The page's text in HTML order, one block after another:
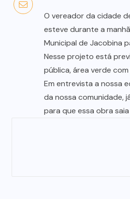
O vereador da cidade
esteve durante a
Municipal de Jacobina
Nesse projeto está
pública, área verde
Em entrevista a nossa
da nossa comunidade,
para que essa obra